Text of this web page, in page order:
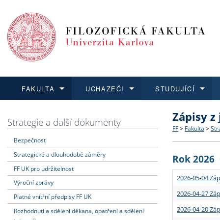
FAKULTA
Dozvědět se více
Struktura
Strategie
Podpora
UCHAZEČI
Podat přihlášku
Co
Učitelské
STUDUJÍCÍ
Dozvědět se více
Rigorózní
Dozvědět se více
O vědě a
Granty a
Dozvědět se více
Aktuální
Strategie a další dokumenty
Bezpečnost
Strategické a dlouhodobé záměry
FF UK pro udržitelnost
Výroční zprávy
Platné vnitřní předpisy FF UK
Rozhodnutí a sdělení děkana, opatření a sdělení
Zápisy
FF > Fakulta >
Rok 2026
2026-05-04
2026-04-27
2026-04-20